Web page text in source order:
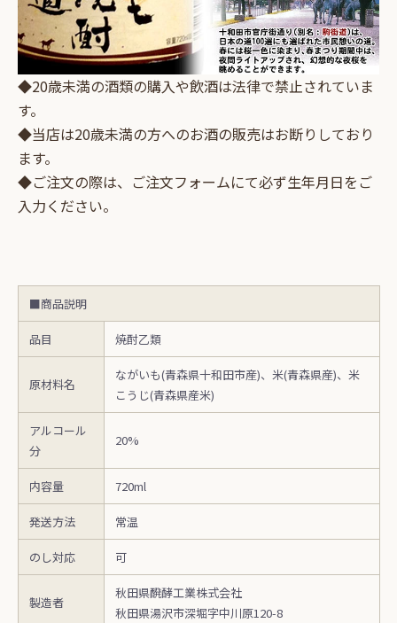
◆20歳未満の酒類の購入や飲酒は法律で禁止されていま
す。
◆当店は20歳未満の方へのお酒の販売はお断りしており
ます。
◆ご注文の際は、ご注文フォームにて必ず生年月日をご
入力ください。
■商品説明
品目 焼酎乙類
原材料名
ながいも(青森県十和田市産)、米(青森県産)、米
こうじ(青森県産米)
アルコール
分
20%
内容量 720ml
発送方法 常温
のし対応 可
製造者
秋田県醗酵工業株式会社
秋田県湯沢市深堀字中川原120-8